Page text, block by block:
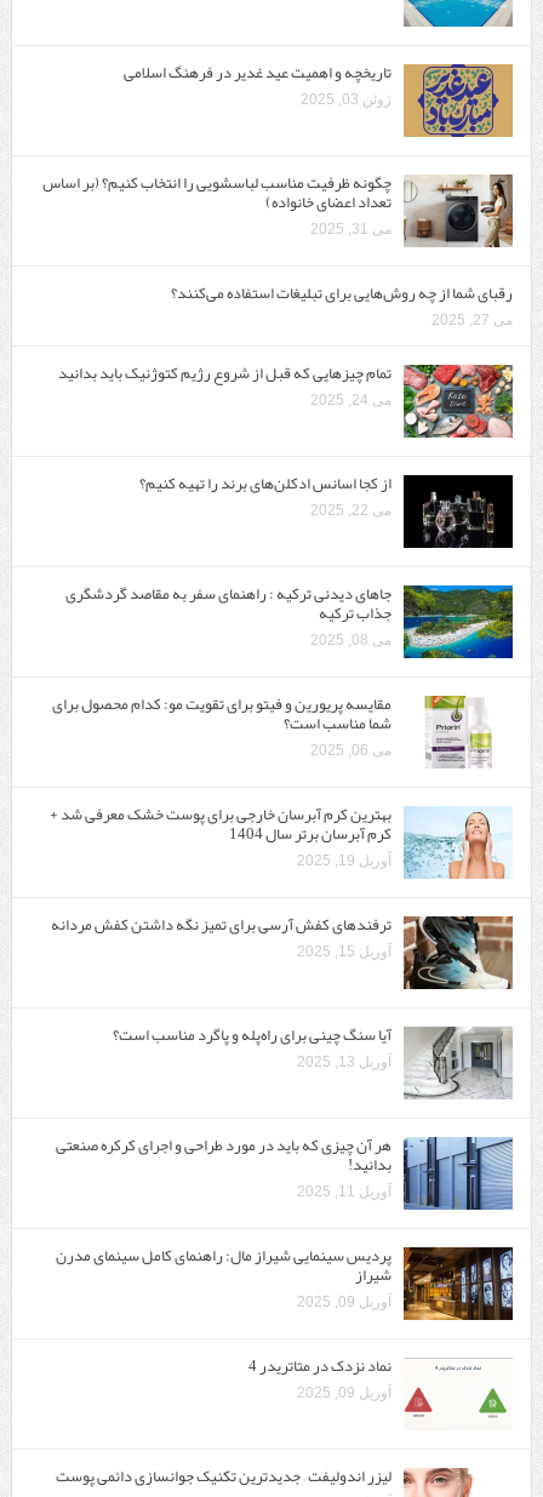
تاریخچه و اهمیت عید غدیر در فرهنگ اسلامی
ژوئن 03, 2025
چگونه ظرفیت مناسب لباسشویی را انتخاب کنیم؟ (بر اساس
تعداد اعضای خانواده)
می 31, 2025
رقبای شما از چه روش‌هایی برای تبلیغات استفاده می‌کنند؟
می 27, 2025
تمام چیزهایی که قبل از شروع رژیم کتوژنیک باید بدانید‎
می 24, 2025
از کجا اسانس ادکلن‌های برند را تهیه کنیم؟
می 22, 2025
جاهای دیدنی ترکیه : راهنمای سفر به مقاصد گردشگری
جذاب ترکیه
می 08, 2025
مقایسه پریورین و فیتو برای تقویت مو: کدام محصول برای
شما مناسب است؟
می 06, 2025
بهترین کرم آبرسان خارجی برای پوست خشک معرفی شد +
کرم آبرسان برتر سال 1404
آوریل 19, 2025
ترفندهای کفش آرسی برای تمیز نگه داشتن کفش مردانه
آوریل 15, 2025
آیا سنگ چینی برای راه‌پله و پاگرد مناسب است؟
آوریل 13, 2025
هر آن چیزی که باید در مورد طراحی و اجرای کرکره صنعتی
بدانید!
آوریل 11, 2025
پردیس سینمایی شیراز مال: راهنمای کامل سینمای مدرن
شیراز
آوریل 09, 2025
نماد نزدک در متاتریدر 4
آوریل 09, 2025
لیزر اندولیفت – جدیدترین تکنیک جوانسازی دائمی پوست